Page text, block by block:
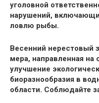
уголовной
нарушений,
ловлю рыбы.
Весенний нерестовый
мера, направленная
улучшение
биоразнообразия в
области. Соблюдайте